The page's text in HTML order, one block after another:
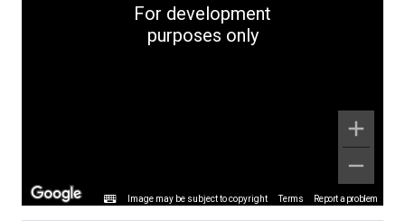
For development
purposes only
Image may be subject to copyright Terms Report a problem